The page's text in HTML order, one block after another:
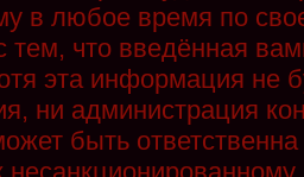
в любое время по
тем, что введённая
эта информация не
ни администрация
быть